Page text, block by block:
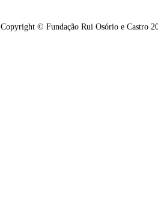
Copyright © Fundação Rui Osório e Castro